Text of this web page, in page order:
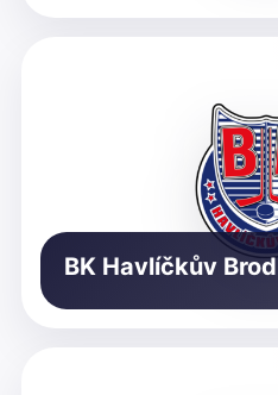
BK Havlíčkův Brod